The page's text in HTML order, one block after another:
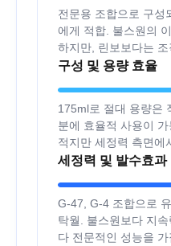
전문용 조합으로 구성
에게 적합. 불스원의
하지만, 린보보다는
구성 및 용량 효율
175ml로 절대 용량은
분에 효율적 사용이
적지만 세정력 측면에
세정력 및 발수효과
G-47, G-4 조합으로
탁월. 불스원보다 지
다 전문적인 성능을 가